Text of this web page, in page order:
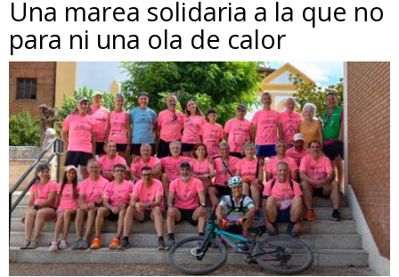
Una marea solidaria a la que no
para ni una ola de calor